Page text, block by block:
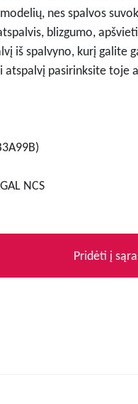
nes spalvos
blizgumo,
iš spalvyno, kurį galite
atspalvį pasirinksite toje
NCS
Pridėti į